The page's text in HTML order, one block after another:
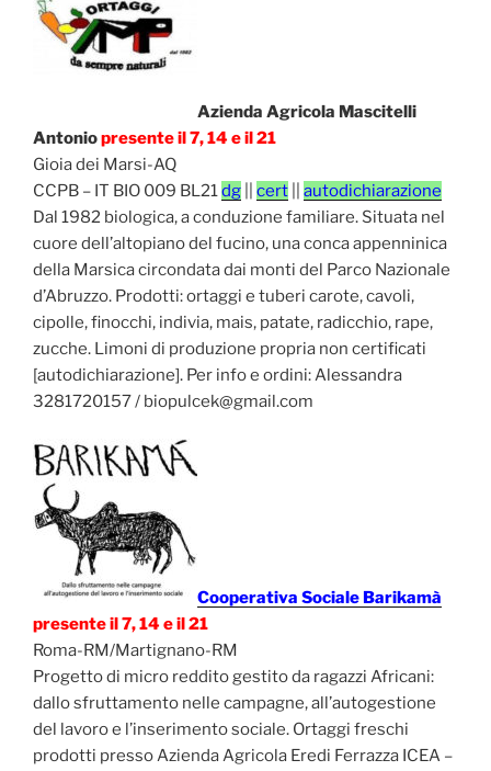
Azienda Agricola Mascitelli
Antoniopresente il 7, 14 e il 21
Gioia dei Marsi-AQ
CCPB – IT BIO 009 BL21dg cert
autodichiarazione
Dal 1982 biologica, a conduzione familiare. Situata nel
cuore dell’altopiano del fucino, una conca appenninica
della Marsica circondata dai monti del Parco Nazionale
d’Abruzzo. Prodotti: ortaggi e tuberi carote, cavoli,
cipolle, finocchi, indivia, mais, patate, radicchio, rape,
zucche. Limoni di produzione propria non certificati
[autodichiarazione]. Per info e ordini: Alessandra
3281720157 / biopulcek@gmail.com
Cooperativa Sociale Barikamà
presente il 7, 14 e il 21
Roma-RM/Martignano-RM
Progetto di micro reddito gestito da ragazzi Africani:
dallo sfruttamento nelle campagne, all’autogestione
del lavoro e l’inserimento sociale. Ortaggi freschi
prodotti presso Azienda Agricola Eredi Ferrazza ICEA –